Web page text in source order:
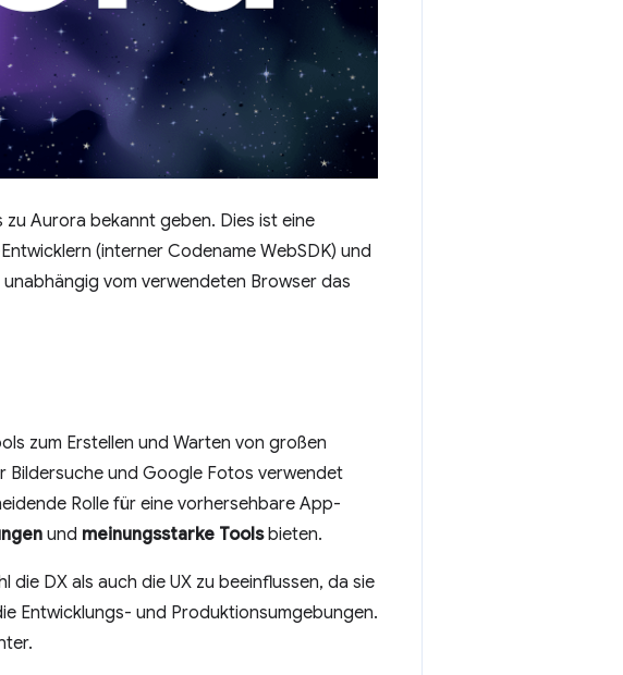
Aurora bekannt geben. Dies ist eine
(interner Codename WebSDK) und
vom verwendeten Browser das
zum Erstellen und Warten von großen
Bildersuche und Google Fotos verwendet
Rolle für eine vorhersehbare App-
und meinungsstarke Toolsbieten.
die DX als auch die UX zu beeinflussen, da sie
Entwicklungs- und Produktionsumgebungen.